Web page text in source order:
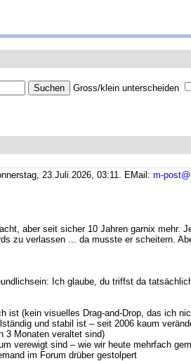
Gross/klein unterscheiden
23.Juli.2026, 03:11. EMail: m-
aber seit sicher 10 Jahren garnix mehr.
zu verlassen ... da musste er scheitern.
Ich glaube, du triffst da
ist (kein visuelles Drag-and-Drop, das ich
und stabil ist – seit 2006 kaum
3 Monaten veraltet sind)
verewigt sind – wie wir heute mehrfach
im Forum drüber gestolpert